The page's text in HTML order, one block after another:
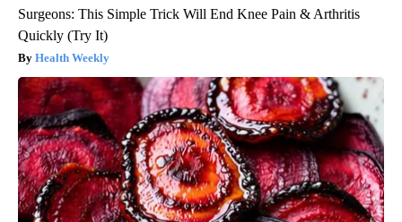
Surgeons: This Simple Trick Will End Knee Pain & Arthritis
Quickly (Try It)
Health Weekly